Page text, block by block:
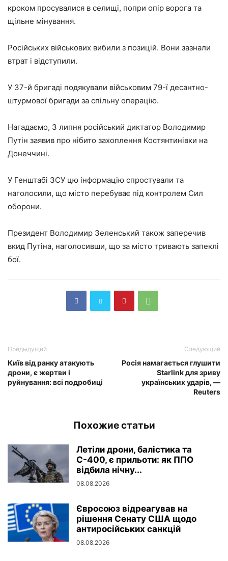
кроком просувалися в селищі, попри опір ворога та
щільне мінування.
Російських військових вибили з позицій. Вони зазнали
втрат і відступили.
У 37-й бригаді подякували військовим 79-ї десантно-
штурмової бригади за спільну операцію.
Нагадаємо, 3 липня російський диктатор Володимир
Путін заявив про нібито захоплення Костянтинівки на
Донеччині.
У Генштабі ЗСУ цю інформацію спростували та
наголосили, що місто перебуває під контролем Сил
оборони.
Президент Володимир Зеленський також заперечив
вкид Путіна, наголосивши, що за місто тривають запеклі
бої.
Предыдущий
Київ від ранку атакують
дрони, є жертви і
руйнування: всі подробиці
Следующий
Росія намагається глушити
Starlink для зриву
українських ударів, —
Reuters
Похожие статьи
Летіли дрони, балістика та
С-400, є прильоти: як ППО
відбила нічну...
08.08.2026
Євросоюз відреагував на
рішення Сенату США щодо
антиросійських санкцій
08.08.2026